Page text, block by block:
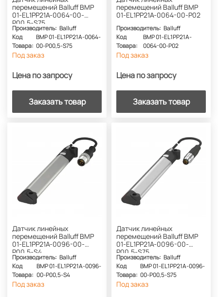
перемещений Balluff BMP
01-EL1PP21A-0064-00-
P00,5-S75
Производитель: Balluff
Код
Товара:
BMP 01-EL1PP21A-0064-
00-P00,5-S75
Под заказ
Цена по запросу
Заказать товар
перемещений Balluff BMP
01-EL1PP21A-0064-00-P02
Производитель: Balluff
Код
Товара:
BMP 01-EL1PP21A-
0064-00-P02
Под заказ
Цена по запросу
Заказать товар
Датчик линейных
перемещений Balluff BMP
01-EL1PP21A-0096-00-
P00,5-S4
Производитель: Balluff
Код
Товара:
BMP 01-EL1PP21A-0096-
00-P00,5-S4
Под заказ
Датчик линейных
перемещений Balluff BMP
01-EL1PP21A-0096-00-
P00,5-S75
Производитель: Balluff
Код
Товара:
BMP 01-EL1PP21A-0096-
00-P00,5-S75
Под заказ